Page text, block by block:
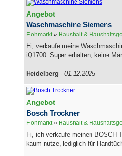
Angebot
Waschmaschine Siemens
Flohmarkt» Haushalt &
Hi, verkaufe meine
iQ1700. Super erhalten, keine
Heidelberg - 01.12.2025
Angebot
Bosch Trockner
Flohmarkt» Haushalt &
Hi, ich verkaufe meinen BOSCH
kaum nutze, lediglich für